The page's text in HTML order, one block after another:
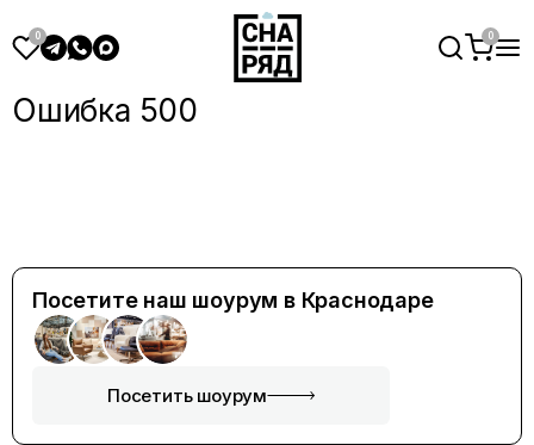
Ошибка 500
Посетите наш шоурум в Краснодаре
Посетить шоурум